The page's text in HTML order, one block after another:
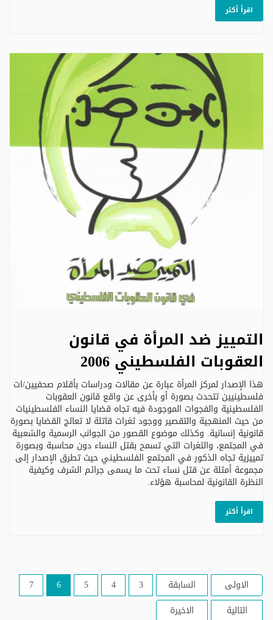
اقرأ أكثر
التمييز ضد المرأة في قانون
العقوبات الفلسطيني 2006
هذا الإصدار لمركز المرأة عبارة عن مقالات ودراسات بأقلام صحفيين/ات
فلسطينيين تتحدث بصورة أو بأخرى عن واقع قانون العقوبات
الفلسطينية والفجوات الموجودة فيه تجاه قضايا النساء الفلسطينيات
من حيث المنهجية والتقصير ووجود ثغرات قاتلة لا تعالج القضايا بصورة
قانونية إنسانية. وكذلك موضوع القصور من الجوانب الرسمية والشعبية
في المجتمع، والثغرات التي تسمح بقتل النساء دون محاسبة وبصورة
تمييزية تجاه الذكور في المجتمع الفلسطيني حيث تطرق الإصدار إلى
مجموعة أمثلة عن قتل نساء تحت ما يسمى جرائم الشرف وكيفية
النظرة القانونية لمحاسبة هؤلاء.
اقرأ أكثر
الاولى السابقة 3
4
5
6
7
التالية
الاخيرة